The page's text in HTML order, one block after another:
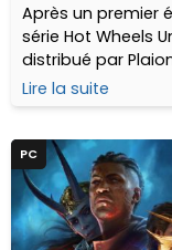
Après un premier
série Hot Wheels
distribué par
boostée aux
Pure Fire Edition !
Lire la suite
PC